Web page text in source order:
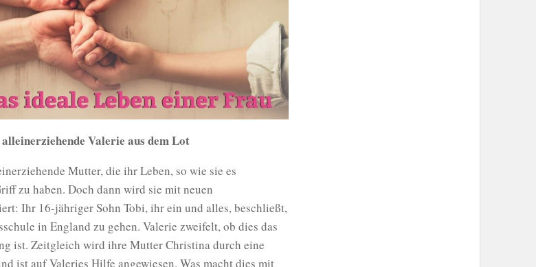
Valerie aus dem Lot
Mutter, die ihr Leben, so wie sie es
zu haben. Doch dann wird sie mit neuen
Ihr 16-jähriger Sohn Tobi, ihr ein und alles, beschließt,
in England zu gehen. Valerie zweifelt, ob dies das
ist. Zeitgleich wird ihre Mutter Christina durch eine
ist auf Valeries Hilfe angewiesen. Was macht dies mit